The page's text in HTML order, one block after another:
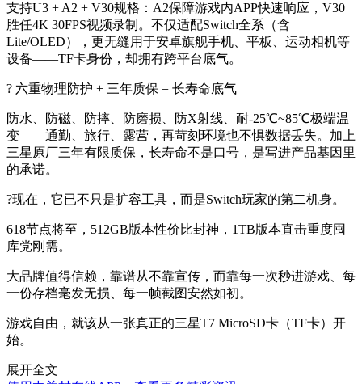
支持U3 + A2 + V30规格：A2保障游戏内APP快速响应，V30
胜任4K 30FPS视频录制。不仅适配Switch全系（含
Lite/OLED），更无缝用于安卓旗舰手机、平板、运动相机等
设备——TF卡身份，却拥有跨平台底气。
? 六重物理防护 + 三年质保 = 长寿命底气
防水、防磁、防摔、防磨损、防X射线、耐-25℃~85℃极端温
变——通勤、旅行、露营，再苛刻环境也不惧数据丢失。加上
三星原厂三年有限质保，长寿命不是口号，是写进产品基因里
的承诺。
?现在，它已不只是扩容工具，而是Switch玩家的第二机身。
618节点将至，512GB版本性价比封神，1TB版本直击重度囤
库党刚需。
大品牌值得信赖，靠谱从不靠宣传，而靠每一次秒进游戏、每
一份存档毫发无损、每一帧截图安然如初。
游戏自由，就该从一张真正的三星T7 MicroSD卡（TF卡）开
始。
展开全文